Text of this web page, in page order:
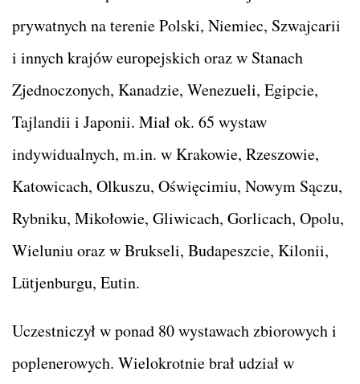
prywatnych na terenie Polski, Niemiec, Szwajcarii
i innych krajów europejskich oraz w Stanach
Zjednoczonych, Kanadzie, Wenezueli, Egipcie,
Tajlandii i Japonii. Miał ok. 65 wystaw
indywidualnych, m.in. w Krakowie, Rzeszowie,
Katowicach, Olkuszu, Oświęcimiu, Nowym Sączu,
Rybniku, Mikołowie, Gliwicach, Gorlicach, Opolu,
Wieluniu oraz w Brukseli, Budapeszcie, Kilonii,
Lütjenburgu, Eutin.
Uczestniczył w ponad 80 wystawach zbiorowych i
poplenerowych. Wielokrotnie brał udział w